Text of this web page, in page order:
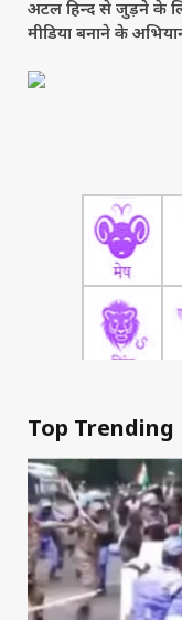
अटल हिन्द से जुड़ने के
मीडिया बनाने के
Top Trending